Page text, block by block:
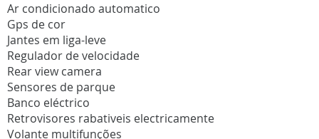
Ar condicionado automatico
Gps de cor
Jantes em liga-leve
Regulador de velocidade
Rear view camera
Sensores de parque
Banco eléctrico
Retrovisores rabativeis electricamente
Volante multifunções